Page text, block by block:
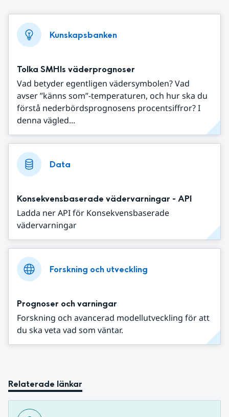
Kunskapsbanken
Tolka SMHIs väderprognoser
Vad betyder egentligen vädersymbolen? Vad
avser ”känns som”-temperaturen, och hur ska du
förstå nederbördsprognosens procentsiffror? I
denna vägled...
Data
Konsekvensbaserade vädervarningar - API
Ladda ner API för Konsekvensbaserade
vädervarningar
Forskning och utveckling
Prognoser och varningar
Forskning och avancerad modellutveckling för att
du ska veta vad som väntar.
Relaterade länkar